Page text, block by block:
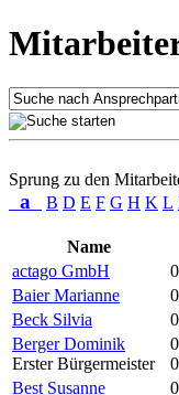
Sprung zu den
a B D E F G H K L
Name
actago GmbH
Baier Marianne
Beck Silvia
Berger Dominik
Erster Bürgermeister
Best Susanne